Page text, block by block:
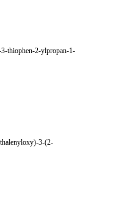
thiophen-2-ylpropan-1-
3-(2-